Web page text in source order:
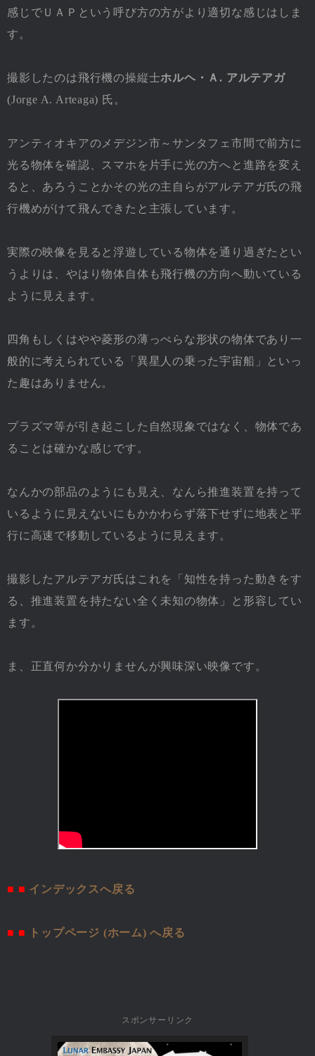
感じでＵＡＰという呼び方の方がより適切な感じはしま
す。
撮影したのは飛行機の操縦士ホルヘ・Ａ. アルテアガ
(Jorge A. Arteaga) 氏。
アンティオキアのメデジン市～サンタフェ市間で前方に
光る物体を確認、スマホを片手に光の方へと進路を変え
ると、あろうことかその光の主自らがアルテアガ氏の飛
行機めがけて飛んできたと主張しています。
実際の映像を見ると浮遊している物体を通り過ぎたとい
うよりは、やはり物体自体も飛行機の方向へ動いている
ように見えます。
四角もしくはやや菱形の薄っぺらな形状の物体であり一
般的に考えられている「異星人の乗った宇宙船」といっ
た趣はありません。
プラズマ等が引き起こした自然現象ではなく、物体であ
ることは確かな感じです。
なんかの部品のようにも見え、なんら推進装置を持って
いるように見えないにもかかわらず落下せずに地表と平
行に高速で移動しているように見えます。
撮影したアルテアガ氏はこれを「知性を持った動きをす
る、推進装置を持たない全く未知の物体」と形容してい
ます。
ま、正直何か分かりませんが興味深い映像です。
■ ■ インデックスへ戻る
■ ■ トップページ (ホーム) へ戻る
スポンサーリンク